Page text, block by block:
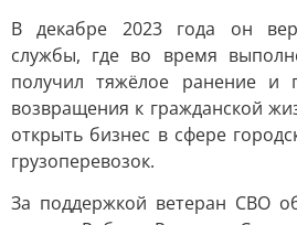
В декабре 2023 года он
службы, где во время
получил тяжёлое ранение и
возвращения к гражданской
открыть бизнес в сфере
грузоперевозок.
За поддержкой ветеран СВО